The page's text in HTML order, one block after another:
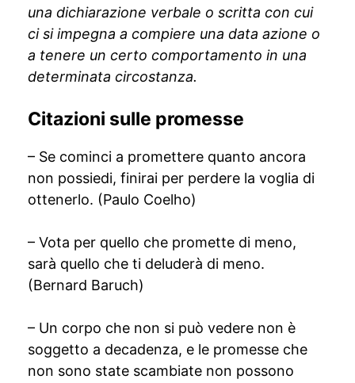
una dichiarazione verbale o scritta con cui
ci si impegna a compiere una data azione o
a tenere un certo comportamento in una
determinata circostanza.
Citazioni sulle promesse
– Se cominci a promettere quanto ancora
non possiedi, finirai per perdere la voglia di
ottenerlo. (Paulo Coelho)
– Vota per quello che promette di meno,
sarà quello che ti deluderà di meno.
(Bernard Baruch)
– Un corpo che non si può vedere non è
soggetto a decadenza, e le promesse che
non sono state scambiate non possono